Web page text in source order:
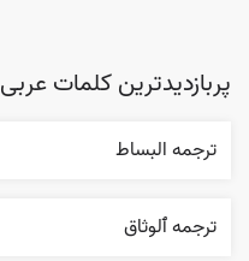
پربازدیدترین کلمات عربی
ترجمه البساط
ترجمه ٱلوثاق